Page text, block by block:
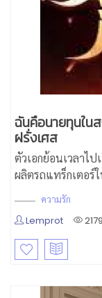
ฉันคือนายทุนใน
ฝรั่งเศส
ตัวเอกย้อนเวลาไ
ผลิตรถแทร็กเตอร์
ความรัก
Lemprot 2179